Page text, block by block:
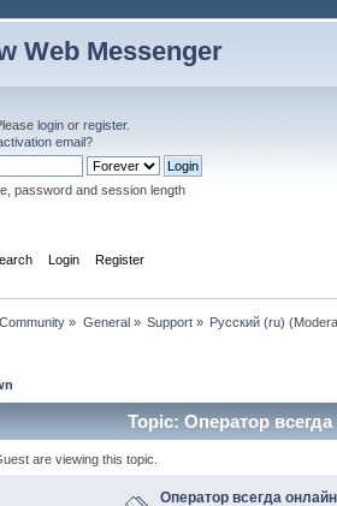
Web Messenger
login or register.
email?
password and session length
Login Register
» General» Support» Русский (ru)
Topic: Оператор
are viewing this topic.
Оператор всегда онлайн